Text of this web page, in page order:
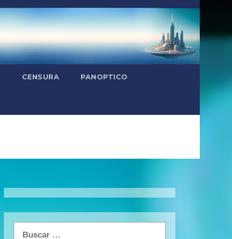
CENSURA PANOPTICO